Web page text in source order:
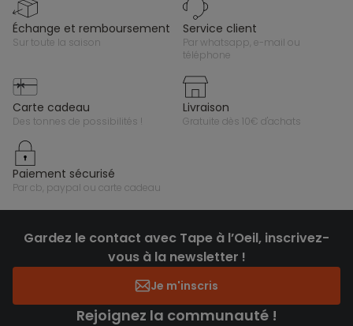
échange et remboursement
sur toute la saison
service client
par whatsapp, e-mail ou
téléphone
carte cadeau
des tonnes de possibilités !
livraison
gratuite dès 10€ d'achats
paiement sécurisé
par cb, paypal ou carte cadeau
Gardez le contact avec Tape à l’Oeil, inscrivez-
vous à la newsletter !
Je m'inscris
Rejoignez la communauté !